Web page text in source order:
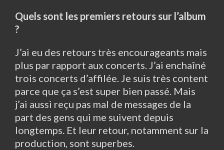
Quels sont les premiers retours sur l’album
?
J’ai eu des retours très encourageants mais
plus par rapport aux concerts. J’ai enchaîné
trois concerts d’affilée. Je suis très content
parce que ça s’est super bien passé. Mais
j’ai aussi reçu pas mal de messages de la
part des gens qui me suivent depuis
longtemps. Et leur retour, notamment sur la
production, sont superbes.